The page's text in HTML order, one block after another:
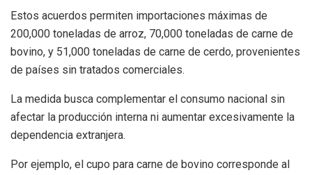
Estos acuerdos permiten importaciones máximas de
200,000 toneladas de arroz, 70,000 toneladas de carne de
bovino, y 51,000 toneladas de carne de cerdo, provenientes
de países sin tratados comerciales.
La medida busca complementar el consumo nacional sin
afectar la producción interna ni aumentar excesivamente la
dependencia extranjera.
Por ejemplo, el cupo para carne de bovino corresponde al